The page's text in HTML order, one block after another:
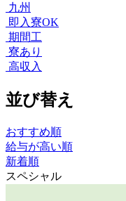
九州
即入寮OK
期間工
寮あり
高収入
並び替え
おすすめ順
給与が高い順
新着順
スペシャル